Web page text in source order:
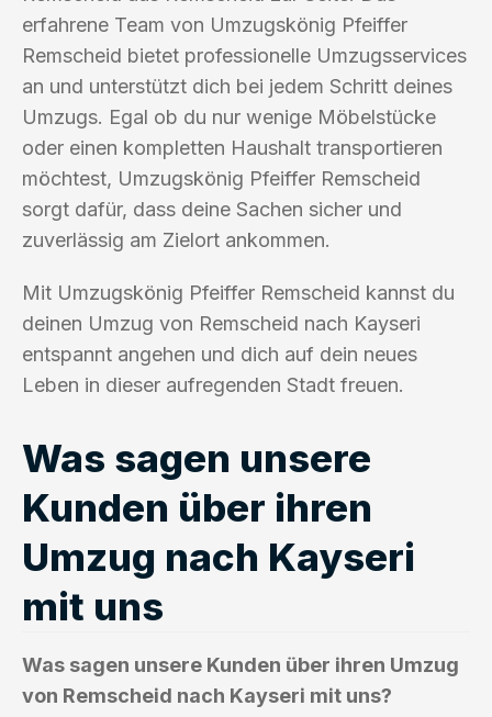
erfahrene Team von Umzugskönig Pfeiffer
Remscheid bietet professionelle Umzugsservices
an und unterstützt dich bei jedem Schritt deines
Umzugs. Egal ob du nur wenige Möbelstücke
oder einen kompletten Haushalt transportieren
möchtest, Umzugskönig Pfeiffer Remscheid
sorgt dafür, dass deine Sachen sicher und
zuverlässig am Zielort ankommen.
Mit Umzugskönig Pfeiffer Remscheid kannst du
deinen Umzug von Remscheid nach Kayseri
entspannt angehen und dich auf dein neues
Leben in dieser aufregenden Stadt freuen.
Was sagen unsere
Kunden über ihren
Umzug nach Kayseri
mit uns
Was sagen unsere Kunden über ihren Umzug
von Remscheid nach Kayseri mit uns?